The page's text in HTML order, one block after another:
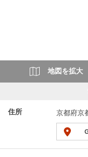
住所 京都府京
地図を拡大